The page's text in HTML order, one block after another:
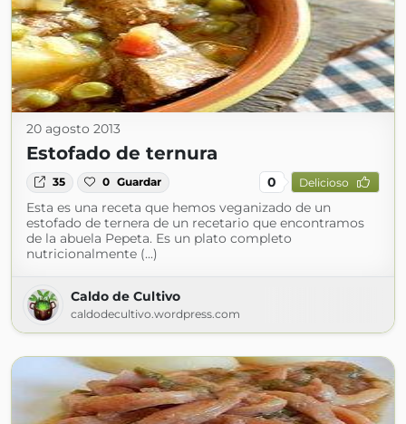
20 agosto 2013
Estofado de ternura
35 0 Guardar 0 Delicioso
Esta es una receta que hemos veganizado de un
estofado de ternera de un recetario que encontramos
de la abuela Pepeta. Es un plato completo
nutricionalmente (...)
Caldo de Cultivo
caldodecultivo.wordpress.com